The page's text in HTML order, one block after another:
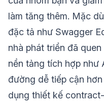
làm tăng thêm. Mặc
đặc tả như Swagger
nhà phát triển đã
nền tảng tích hợp như
đường dễ tiếp cận
dụng thiết kế